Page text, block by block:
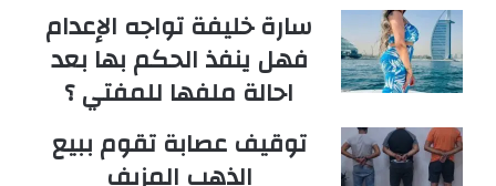
سارة خليفة تواجه الإعدام
فهل ينفذ الحكم بها بعد
احالة ملفها للمفتي ؟
توقيف عصابة تقوم ببيع